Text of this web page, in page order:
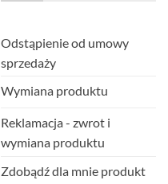
Odstąpienie od umowy
sprzedaży
Wymiana produktu
Reklamacja - zwrot i
wymiana produktu
Zdobądź dla mnie produkt